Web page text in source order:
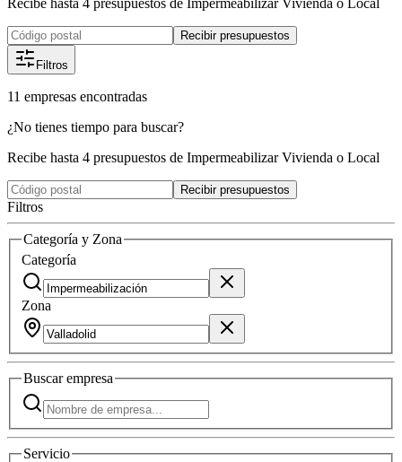
Recibir presupuestos
Filtros
11 empresas encontradas
¿No tienes tiempo para buscar?
Recibe hasta 4 presupuestos de Impermeabilizar Vivienda o Local
Recibir presupuestos
Filtros
Categoría y Zona
Categoría
Zona
Buscarempresa
Servicio